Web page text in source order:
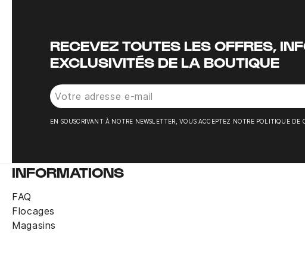
RECEVEZ TOUTES LES OFFRES,
EXCLUSIVITÉS DE LA BOUTIQUE
EN SOUSCRIVANT À NOTRE NEWSLETTER, VOUS ACCEPTEZ NOTRE POLITIQUE DE
INFORMATIONS
FAQ
Flocages
Magasins